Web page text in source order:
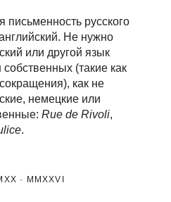
письменность русского
Не нужно
или другой язык
собственных (такие как
как не
немецкие или
Rue de Rivoli,
.
· MMXXVI